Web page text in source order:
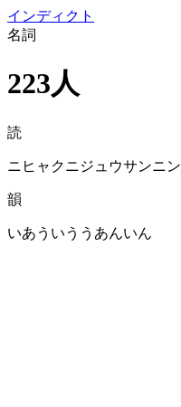
インディクト
名詞
223人
読
ニヒャクニジュウサンニン
韻
いあういううあんいん